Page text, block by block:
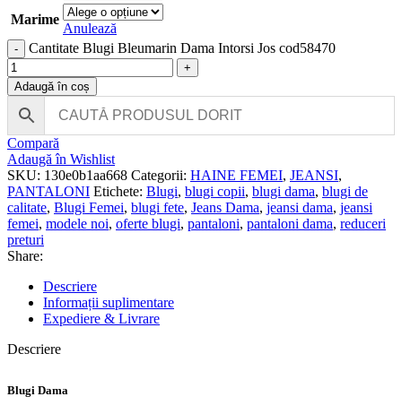
Marime
Anulează
Cantitate Blugi Bleumarin Dama Intorsi Jos cod58470
Adaugă în coș
Compară
Adaugă în Wishlist
SKU: 130e0b1aa668 Categorii: HAINE FEMEI, JEANSI,
PANTALONI Etichete: Blugi, blugi copii, blugi dama, blugi de
calitate, Blugi Femei, blugi fete, Jeans Dama, jeansi dama, jeansi
femei, modele noi, oferte blugi, pantaloni, pantaloni dama, reduceri
preturi
Share:
Descriere
Informații suplimentare
Expediere & Livrare
Descriere
Blugi Dama